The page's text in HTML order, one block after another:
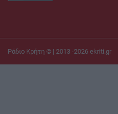
Ράδιο Κρήτη © | 2013 -2026 ekriti.gr